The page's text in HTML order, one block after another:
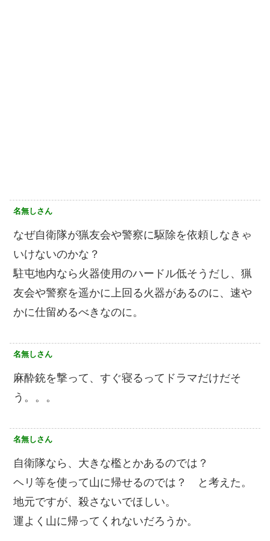
名無しさん
なぜ自衛隊が猟友会や警察に駆除を依頼しなきゃ
いけないのかな？
駐屯地内なら火器使用のハードル低そうだし、猟
友会や警察を遥かに上回る火器があるのに、速や
かに仕留めるべきなのに。
名無しさん
麻酔銃を撃って、すぐ寝るってドラマだけだそ
う。。。
名無しさん
自衛隊なら、大きな檻とかあるのでは？
ヘリ等を使って山に帰せるのでは？ と考えた。
地元ですが、殺さないでほしい。
運よく山に帰ってくれないだろうか。